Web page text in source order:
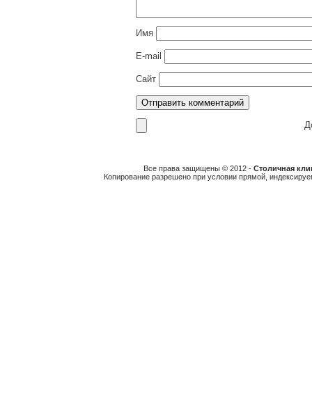
Имя
E-mail
Сайт
Все права защищены © 2012 - Столичная
Копирование разрешено при условии прямой,